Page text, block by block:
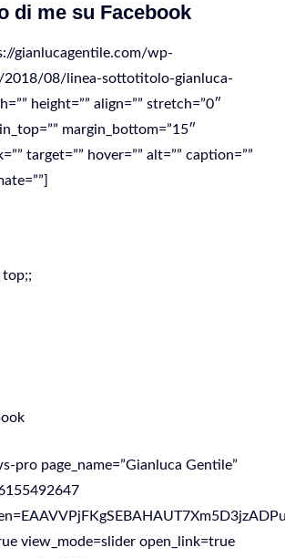
di me su Facebook
gianlucagentile.com/wp-
08/linea-sottotitolo-gianluca-
height=”” align=”” stretch=”0″
margin_bottom=”15″
target=”” hover=”” alt=”” caption=””
top;;
pro page_name=”Gianluca Gentile”
view_mode=slider open_link=true